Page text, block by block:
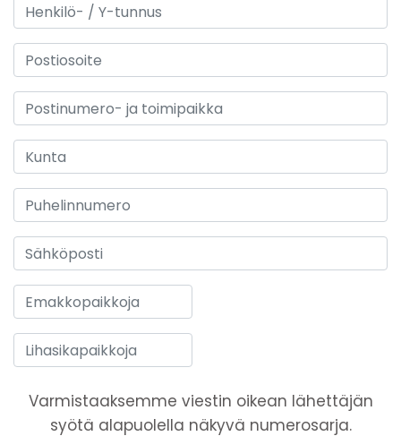
Varmistaaksemme viestin oikean lähettäjän
syötä alapuolella näkyvä numerosarja.